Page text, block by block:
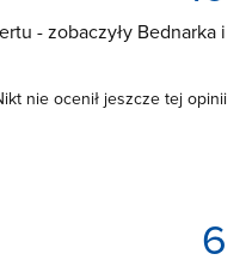
- zobaczyły Bednarka i
nie ocenił jeszcze tej opinii
6